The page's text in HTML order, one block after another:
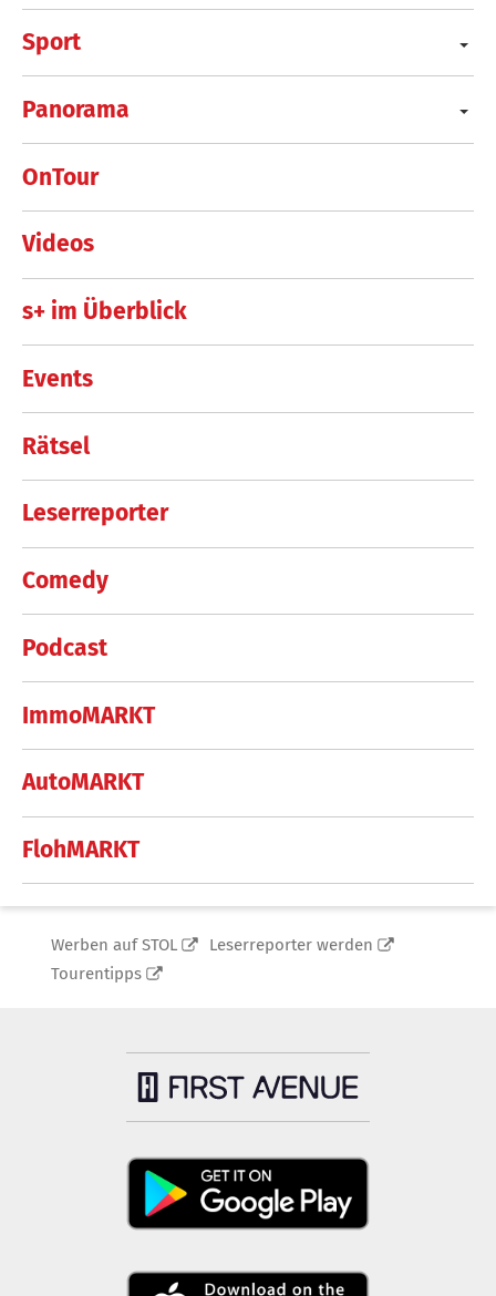
Sport
Panorama
OnTour
Videos
s+ im Überblick
Events
Rätsel
Leserreporter
Comedy
Podcast
ImmoMARKT
AutoMARKT
FlohMARKT
Werben auf STOL
Leserreporter werden
Tourentipps